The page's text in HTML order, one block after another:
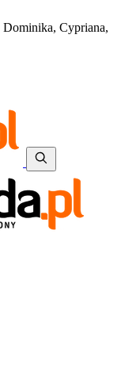
Dominika, Cypriana,